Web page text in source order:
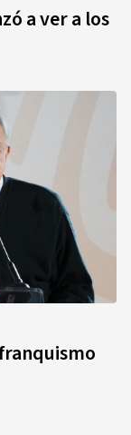
a ver a los